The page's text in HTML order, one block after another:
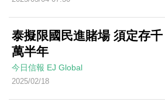
泰擬限國民進賭場 須定存千
萬半年
今日信報 EJ Global
2025/02/18